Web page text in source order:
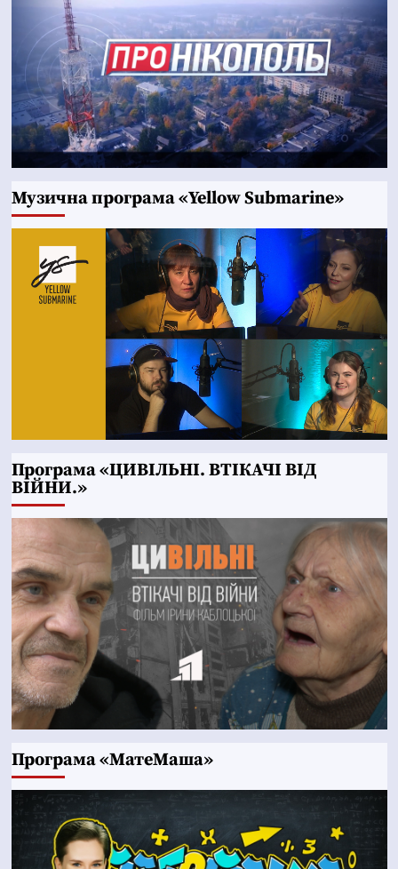
Музична програма «Yellow Submarine»
Програма «ЦИВІЛЬНІ. ВТІКАЧІ ВІД
ВІЙНИ.»
Програма «МатеМаша»